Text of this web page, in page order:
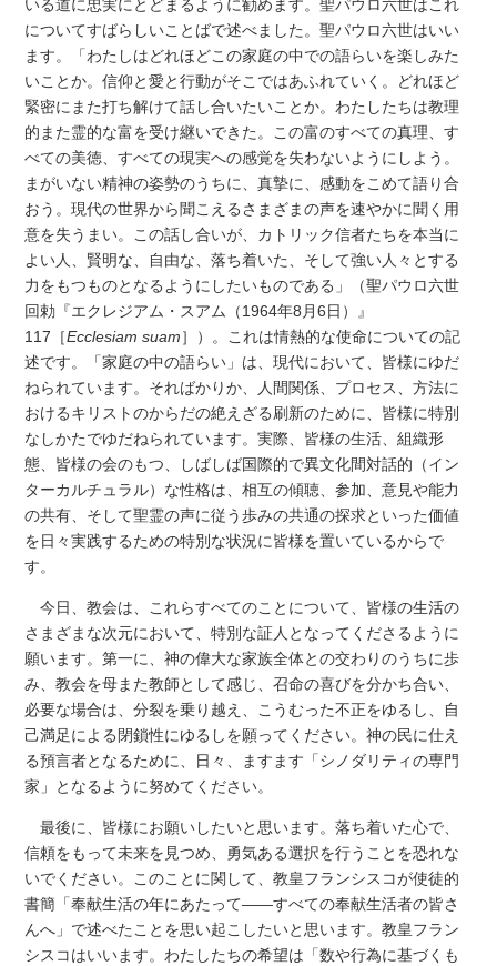
いる道に忠実にとどまるように勧めます。聖パウロ六世はこれ
についてすばらしいことばで述べました。聖パウロ六世はいい
ます。「わたしはどれほどこの家庭の中での語らいを楽しみた
いことか。信仰と愛と行動がそこではあふれていく。どれほど
緊密にまた打ち解けて話し合いたいことか。わたしたちは教理
的また霊的な富を受け継いできた。この富のすべての真理、す
べての美徳、すべての現実への感覚を失わないようにしよう。
まがいない精神の姿勢のうちに、真摯に、感動をこめて語り合
おう。現代の世界から聞こえるさまざまの声を速やかに聞く用
意を失うまい。この話し合いが、カトリック信者たちを本当に
よい人、賢明な、自由な、落ち着いた、そして強い人々とする
力をもつものとなるようにしたいものである」（聖パウロ六世
回勅『エクレジアム・スアム（1964年8月6日）』
117［Ecclesiam suam］）。これは情熱的な使命についての記
述です。「家庭の中の語らい」は、現代において、皆様にゆだ
ねられています。そればかりか、人間関係、プロセス、方法に
おけるキリストのからだの絶えざる刷新のために、皆様に特別
なしかたでゆだねられています。実際、皆様の生活、組織形
態、皆様の会のもつ、しばしば国際的で異文化間対話的（イン
ターカルチュラル）な性格は、相互の傾聴、参加、意見や能力
の共有、そして聖霊の声に従う歩みの共通の探求といった価値
を日々実践するための特別な状況に皆様を置いているからで
す。
今日、教会は、これらすべてのことについて、皆様の生活の
さまざまな次元において、特別な証人となってくださるように
願います。第一に、神の偉大な家族全体との交わりのうちに歩
み、教会を母また教師として感じ、召命の喜びを分かち合い、
必要な場合は、分裂を乗り越え、こうむった不正をゆるし、自
己満足による閉鎖性にゆるしを願ってください。神の民に仕え
る預言者となるために、日々、ますます「シノダリティの専門
家」となるように努めてください。
最後に、皆様にお願いしたいと思います。落ち着いた心で、
信頼をもって未来を見つめ、勇気ある選択を行うことを恐れな
いでください。このことに関して、教皇フランシスコが使徒的
書簡「奉献生活の年にあたって――すべての奉献生活者の皆さ
んへ」で述べたことを思い起こしたいと思います。教皇フラン
シスコはいいます。わたしたちの希望は「数や行為に基づくも